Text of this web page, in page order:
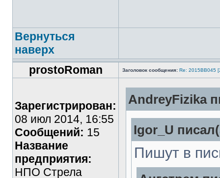
Вернуться
наверх
prostoRoman
Заголовок сообщения: Re: 2015ВВ045
Зарегистрирован:
08 июл 2014, 16:55
Сообщений: 15
Название
предприятия:
НПО Стрела
AndreyFizika
Igor_U
Пишут в